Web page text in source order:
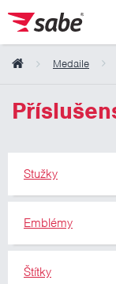
Medaile
Stužky
Emblémy
Štítky
Obsah košíku